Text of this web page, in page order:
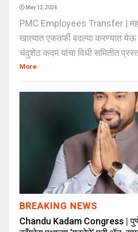
May 12, 2026
PMC Employees Transfer |
खात्यात एकतर्फी बदल्या करण्यात
चंदुशेठ कदम यांचा विधी समितीत
More
BREAKING NEWS
Chandu Kadam Congress | पुणे